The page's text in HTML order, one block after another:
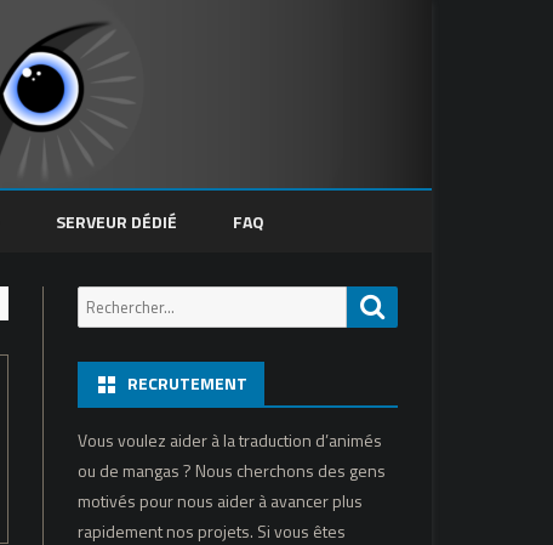
SERVEUR DÉDIÉ FAQ
Recherche
pour:
RECRUTEMENT
Vous voulez aider à la traduction d’animés
ou de mangas ? Nous cherchons des gens
motivés pour nous aider à avancer plus
rapidement nos projets. Si vous êtes